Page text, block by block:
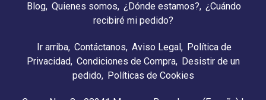
Blog Quienes somos ¿Dónde estamos? ¿Cuándo
recibiré mi pedido?
Ir arriba Contáctanos Aviso Legal
Política de
Privacidad
Condiciones de Compra
Desistir de un
pedido
Políticas de Cookies